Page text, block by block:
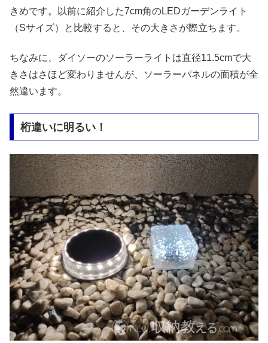
きめです。以前に紹介した7cm角のLEDガーデンライト
（Sサイズ）と比較すると、その大きさが際立ちます。
ちなみに、ダイソーのソーラーライトは直径11.5cmで大
きさはさほど変わりませんが、ソーラーパネルの面積が全
然違います。
桁違いに明るい！